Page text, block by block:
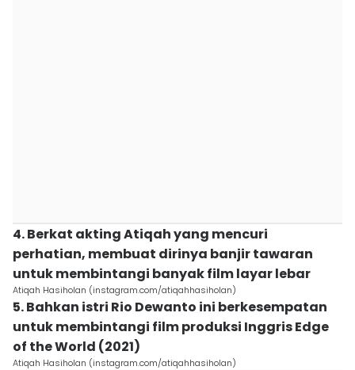
4. Berkat akting Atiqah yang mencuri
perhatian, membuat dirinya banjir tawaran
untuk membintangi banyak film layar lebar
Atiqah Hasiholan (instagram.com/atiqahhasiholan)
5. Bahkan istri Rio Dewanto ini berkesempatan
untuk membintangi film produksi Inggris Edge
of the World (2021)
Atiqah Hasiholan (instagram.com/atiqahhasiholan)